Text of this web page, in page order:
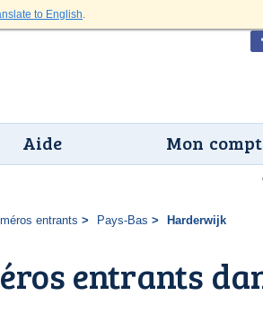
to English.
Aide Mon
entrants Pays-Bas Harderwijk
entrants